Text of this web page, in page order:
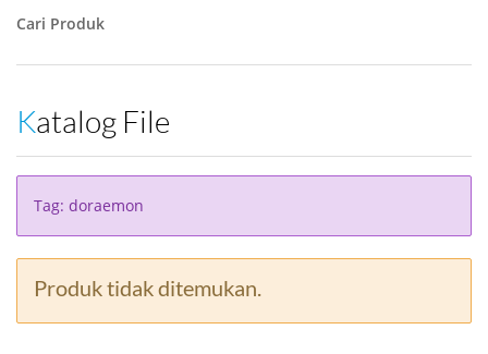
Cari Produk
Katalog File
Tag: doraemon
Produk tidak ditemukan.